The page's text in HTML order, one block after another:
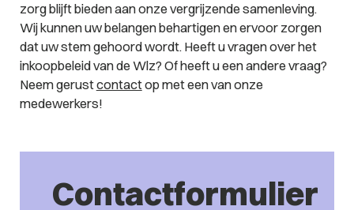
zorg blijft bieden aan onze vergrijzende samenleving.
Wij kunnen uw belangen behartigen en ervoor zorgen
dat uw stem gehoord wordt. Heeft u vragen over het
inkoopbeleid van de Wlz? Of heeft u een andere vraag?
Neem gerustcontactop met een van onze
medewerkers!
Contactformulier